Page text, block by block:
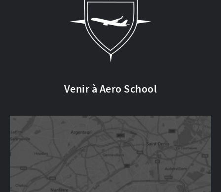
Venir à Aero School